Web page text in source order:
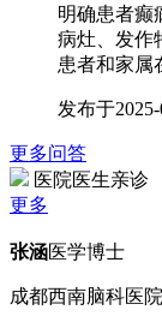
明确患者癫
病灶、发作
患者和家属
发布于
更多问答
医院医生亲诊
更多
张涵医学博士
成都西南脑科医